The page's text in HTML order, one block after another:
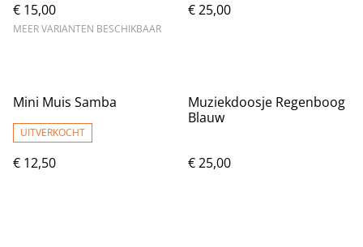
€ 15,00
MEER VARIANTEN BESCHIKBAAR
€ 25,00
Mini Muis Samba
UITVERKOCHT
€ 12,50
Muziekdoosje Regenboog
Blauw
€ 25,00